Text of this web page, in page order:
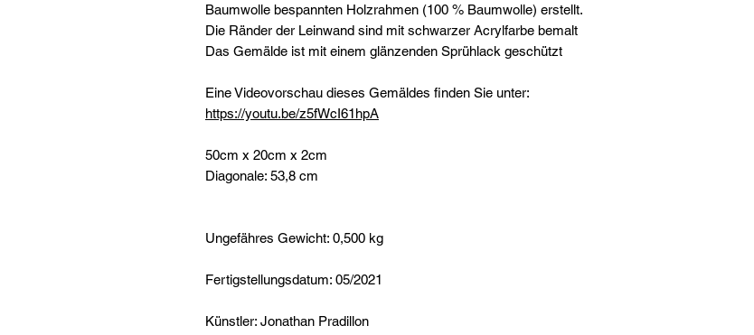
Baumwolle bespannten Holzrahmen (100 % Baumwolle) erstellt.
Die Ränder der Leinwand sind mit schwarzer Acrylfarbe bemalt
Das Gemälde ist mit einem glänzenden Sprühlack geschützt
Eine Videovorschau dieses Gemäldes finden Sie unter:
https://youtu.be/z5fWcI61hpA
50cm x 20cm x 2cm
Diagonale: 53,8 cm
Ungefähres Gewicht: 0,500 kg
Fertigstellungsdatum: 05/2021
Künstler: Jonathan Pradillon